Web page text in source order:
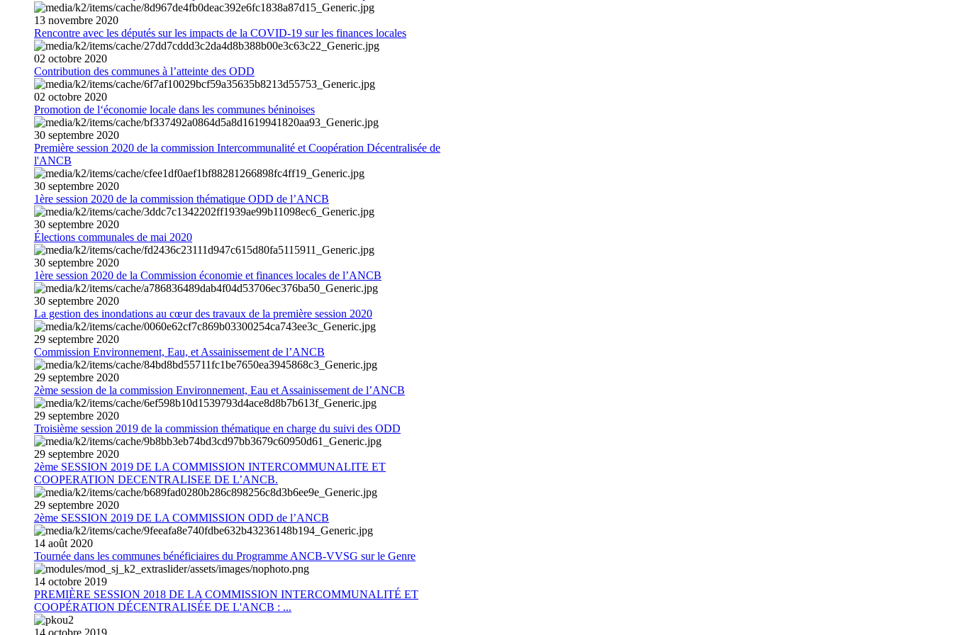
13 novembre 2020
Rencontre avec les députés sur les impacts de la COVID-19 sur les finances locales
02 octobre 2020
Contribution des communes à l’atteinte des ODD
02 octobre 2020
Promotion de l‘économie locale dans les communes béninoises
30 septembre 2020
Première session 2020 de la commission Intercommunalité et Coopération Décentralisée de
l'ANCB
30 septembre 2020
1ère session 2020 de la commission thématique ODD de l’ANCB
30 septembre 2020
Élections communales de mai 2020
30 septembre 2020
1ère session 2020 de la Commission économie et finances locales de l’ANCB
30 septembre 2020
La gestion des inondations au cœur des travaux de la première session 2020
29 septembre 2020
Commission Environnement, Eau, et Assainissement de l’ANCB
29 septembre 2020
2ème session de la commission Environnement, Eau et Assainissement de l’ANCB
29 septembre 2020
Troisième session 2019 de la commission thématique en charge du suivi des ODD
29 septembre 2020
2ème SESSION 2019 DE LA COMMISSION INTERCOMMUNALITE ET
COOPERATION DECENTRALISEE DE L’ANCB.
29 septembre 2020
2ème SESSION 2019 DE LA COMMISSION ODD de l’ANCB
14 août 2020
Tournée dans les communes bénéficiaires du Programme ANCB-VVSG sur le Genre
14 octobre 2019
PREMIÈRE SESSION 2018 DE LA COMMISSION INTERCOMMUNALITÉ ET
COOPÉRATION DÉCENTRALISÉE DE L'ANCB : ...
14 octobre 2019